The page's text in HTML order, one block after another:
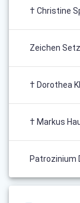
† Christine
Zeichen
† Dorothea
† Markus
Patrozinium